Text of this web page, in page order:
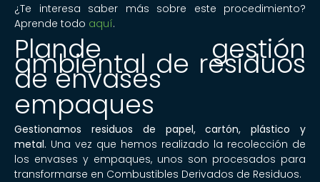
¿Te interesa saber más sobre este procedimiento?
Aprende todo aquí.
Plande gestión
ambiental de residuos
de envases
empaques
Gestionamos residuos de papel, cartón, plástico y
metal. Una vez que hemos realizado la recolección de
los envases y empaques, unos son procesados para
transformarse en Combustibles Derivados de Residuos.